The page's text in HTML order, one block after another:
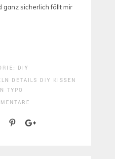
ganz sicherlich fällt mir
DIY
DETAILS DIY KISSEN
TYPO